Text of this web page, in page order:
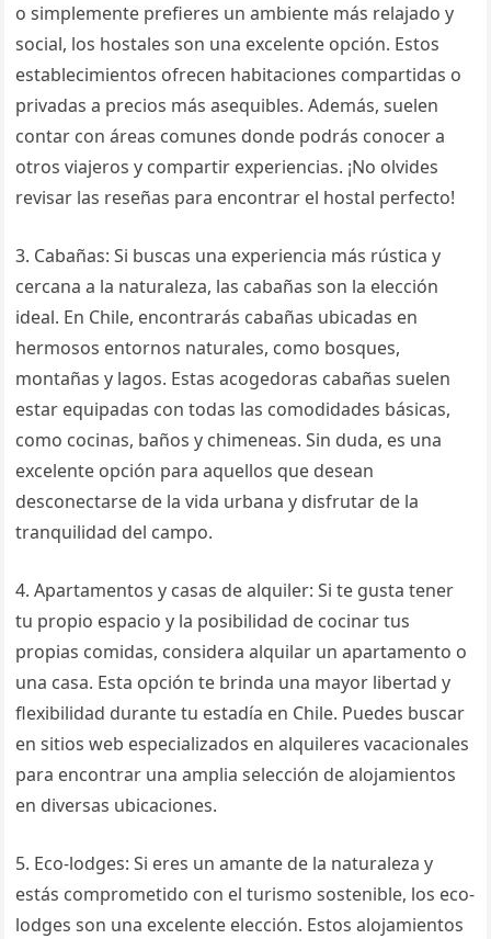
o simplemente prefieres un ambiente más relajado y
social, los hostales son una excelente opción. Estos
establecimientos ofrecen habitaciones compartidas o
privadas a precios más asequibles. Además, suelen
contar con áreas comunes donde podrás conocer a
otros viajeros y compartir experiencias. ¡No olvides
revisar las reseñas para encontrar el hostal perfecto!
3. Cabañas: Si buscas una experiencia más rústica y
cercana a la naturaleza, las cabañas son la elección
ideal. En Chile, encontrarás cabañas ubicadas en
hermosos entornos naturales, como bosques,
montañas y lagos. Estas acogedoras cabañas suelen
estar equipadas con todas las comodidades básicas,
como cocinas, baños y chimeneas. Sin duda, es una
excelente opción para aquellos que desean
desconectarse de la vida urbana y disfrutar de la
tranquilidad del campo.
4. Apartamentos y casas de alquiler: Si te gusta tener
tu propio espacio y la posibilidad de cocinar tus
propias comidas, considera alquilar un apartamento o
una casa. Esta opción te brinda una mayor libertad y
flexibilidad durante tu estadía en Chile. Puedes buscar
en sitios web especializados en alquileres vacacionales
para encontrar una amplia selección de alojamientos
en diversas ubicaciones.
5. Eco-lodges: Si eres un amante de la naturaleza y
estás comprometido con el turismo sostenible, los eco-
lodges son una excelente elección. Estos alojamientos